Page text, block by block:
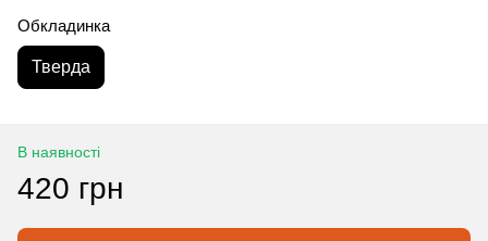
Обкладинка
Тверда
В наявності
420 грн